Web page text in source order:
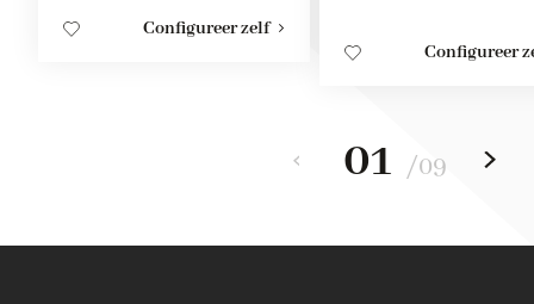
Configureer zelf
Configureer
01 /09